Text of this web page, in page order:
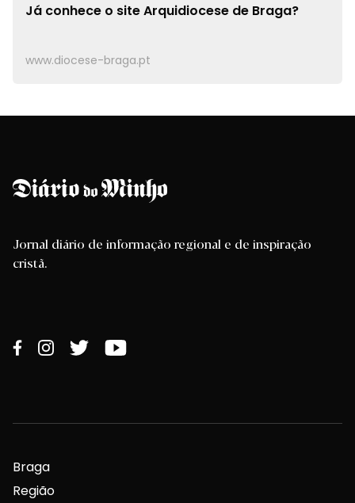
Já conhece o siteArquidiocese de Braga?
www.diocese-braga.pt
Jornal diário de informação regional e de inspiração
cristã.
Braga
Região